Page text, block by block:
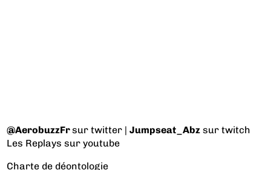
@AerobuzzFrsur twitter |Jumpseat_Abz sur twitch
Les Replays sur youtube
Charte de déontologie